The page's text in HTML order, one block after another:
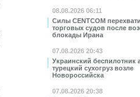
08.08.2026 06:11
Силы CENTCOM
торговых судов после
блокады Ирана
07.08.2026 20:43
Украинский беспилотник
турецкий сухогруз возле
Новороссийска
07.08.2026 20:38